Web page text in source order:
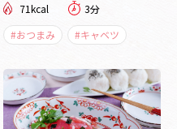
71kcal
3分
#おつまみ
#キャベツ